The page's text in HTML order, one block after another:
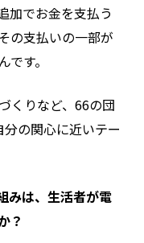
加でお金を支払う
の支払いの一部が
す。
くりなど、66の団
の関心に近いテー
みは、生活者が電
？